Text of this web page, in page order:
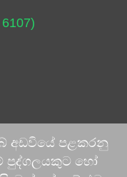
අඩවියේ පළකරනු
පුද්ගලයකුට හෝ